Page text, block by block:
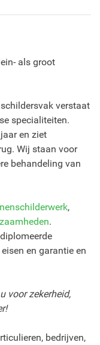
als groot
verstaat
specialiteiten.
en ziet
Wij staan voor
behandeling van
,
.
en garantie en
voor zekerheid,
bedrijven,